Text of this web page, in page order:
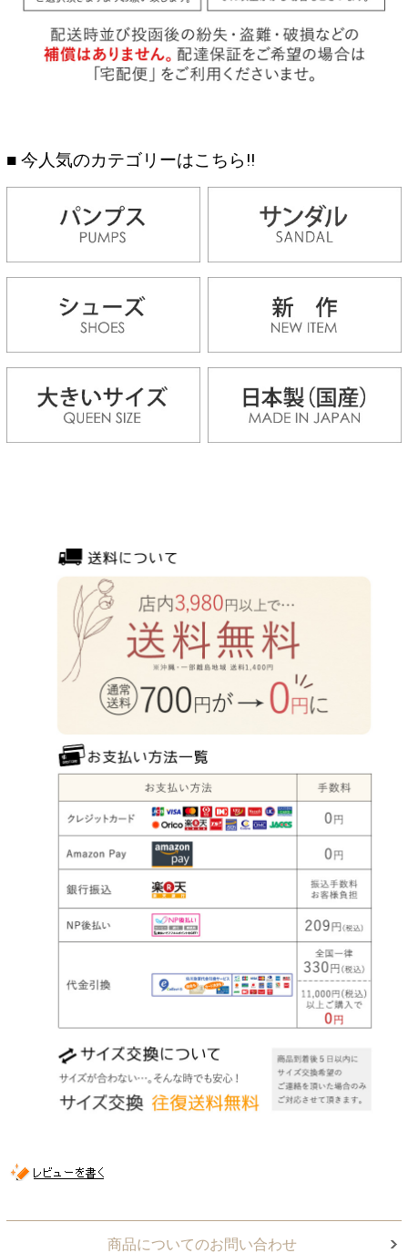
■ 今人気のカテゴリーはこちら!!
商品についてのお問い合わせ